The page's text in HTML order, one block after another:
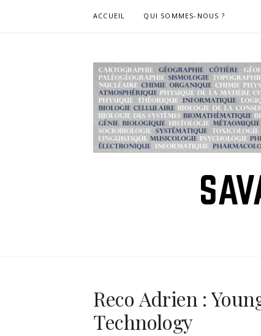
ACCUEIL QUI SOMMES-NOUS ?
Reco Adrien :
Technology